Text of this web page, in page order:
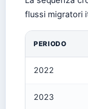
flussi migratori
PERIODO
2022
2023